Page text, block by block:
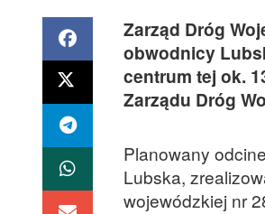
Zarząd Dróg
obwodnicy
centrum tej ok.
Zarządu Dróg
Planowany
Lubska,
wojewódzkiej nr